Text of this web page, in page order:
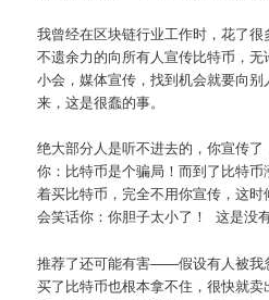
我曾经在区块链行业工作时，花了
不遗余力的向所有人宣传比特币，
小会，媒体宣传，找到机会就要向
来，这是很蠢的事。
绝大部分人是听不进去的，你宣传
你：比特币是个骗局！而到了比特
着买比特币，完全不用你宣传，这
会笑话你：你胆子太小了！ 这是没
推荐了还可能有害——假设有人被我
买了比特币也根本拿不住，很快就